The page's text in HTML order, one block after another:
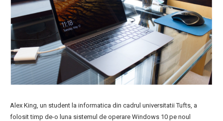
Alex King, un student la informatica din cadrul universitatii Tufts, a
folosit timp de-o luna sistemul de operare Windows 10 pe noul